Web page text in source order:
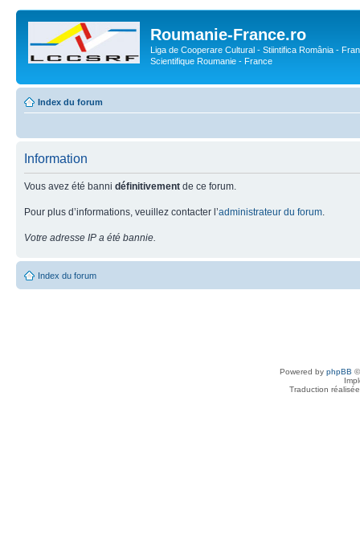
Roumanie-France.ro
Liga de Cooperare Cultural - Stiintifica România -
Scientifique Roumanie - France
Index du forum
Information
Vous avez été banni définitivement de ce forum.
Pour plus d’informations, veuillez contacter l’administrateur du forum
Votre adresse IP a été bannie.
Index du forum
Powered by phpBB
Traduction